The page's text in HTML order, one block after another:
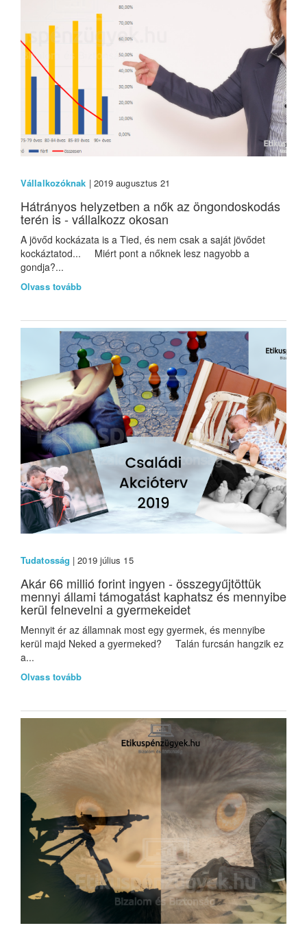
Vállalkozóknak | 2019 augusztus 21
Hátrányos helyzetben a nők az öngondoskodás
terén is - vállalkozz okosan
A jövőd kockázata is a Tied, és nem csak a saját jövődet
kockáztatod... Miért pont a nőknek lesz nagyobb a
gondja?...
Olvass tovább
Tudatosság | 2019 július 15
Akár 66 millió forint ingyen - összegyűjtöttük
mennyi állami támogatást kaphatsz és mennyibe
kerül felnevelni a gyermekeidet
Mennyit ér az államnak most egy gyermek, és mennyibe
kerül majd Neked a gyermeked? Talán furcsán hangzik ez
a...
Olvass tovább